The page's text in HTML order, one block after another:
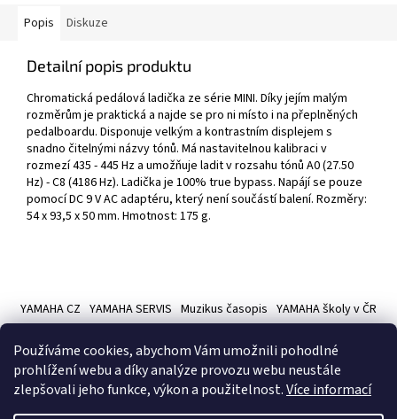
Používáme cookies, abychom Vám umožnili pohodlné
prohlížení webu a díky analýze provozu webu neustále
zlepšovali jeho funkce, výkon a použitelnost.Více informací
Popis Diskuze
Detailní popis produktu
Chromatická pedálová ladička ze série MINI. Díky jejím malým
rozměrům je praktická a najde se pro ni místo i na přeplněných
pedalboardu. Disponuje velkým a kontrastním displejem s
snadno čitelnými názvy tónů. Má nastavitelnou kalibraci v
rozmezí 435 - 445 Hz a umožňuje ladit v rozsahu tónů A0 (27.50
Hz) - C8 (4186 Hz). Ladička je 100% true bypass. Napájí se pouze
pomocí DC 9 V AC adaptéru, který není součástí balení. Rozměry:
54 x 93,5 x 50 mm. Hmotnost: 175 g.
p
YAMAHA CZ YAMAHA SERVIS Muzikus časopis YAMAHA školy v ČR